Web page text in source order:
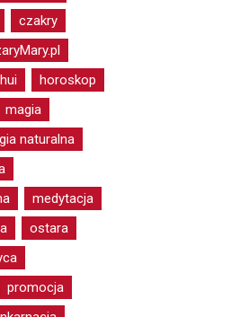
czakry
horoskop
magia
naturalna
medytacja
ostara
promocja